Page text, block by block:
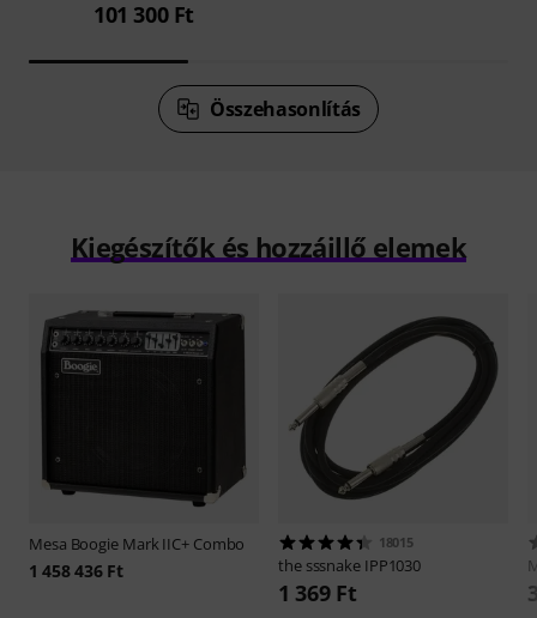
101 300 Ft
Összehasonlítás
Kiegészítők és hozzáillő elemek
Mesa Boogie Mark IIC+ Combo
1 458 436 Ft
18015
the sssnake IPP1030
1 369 Ft